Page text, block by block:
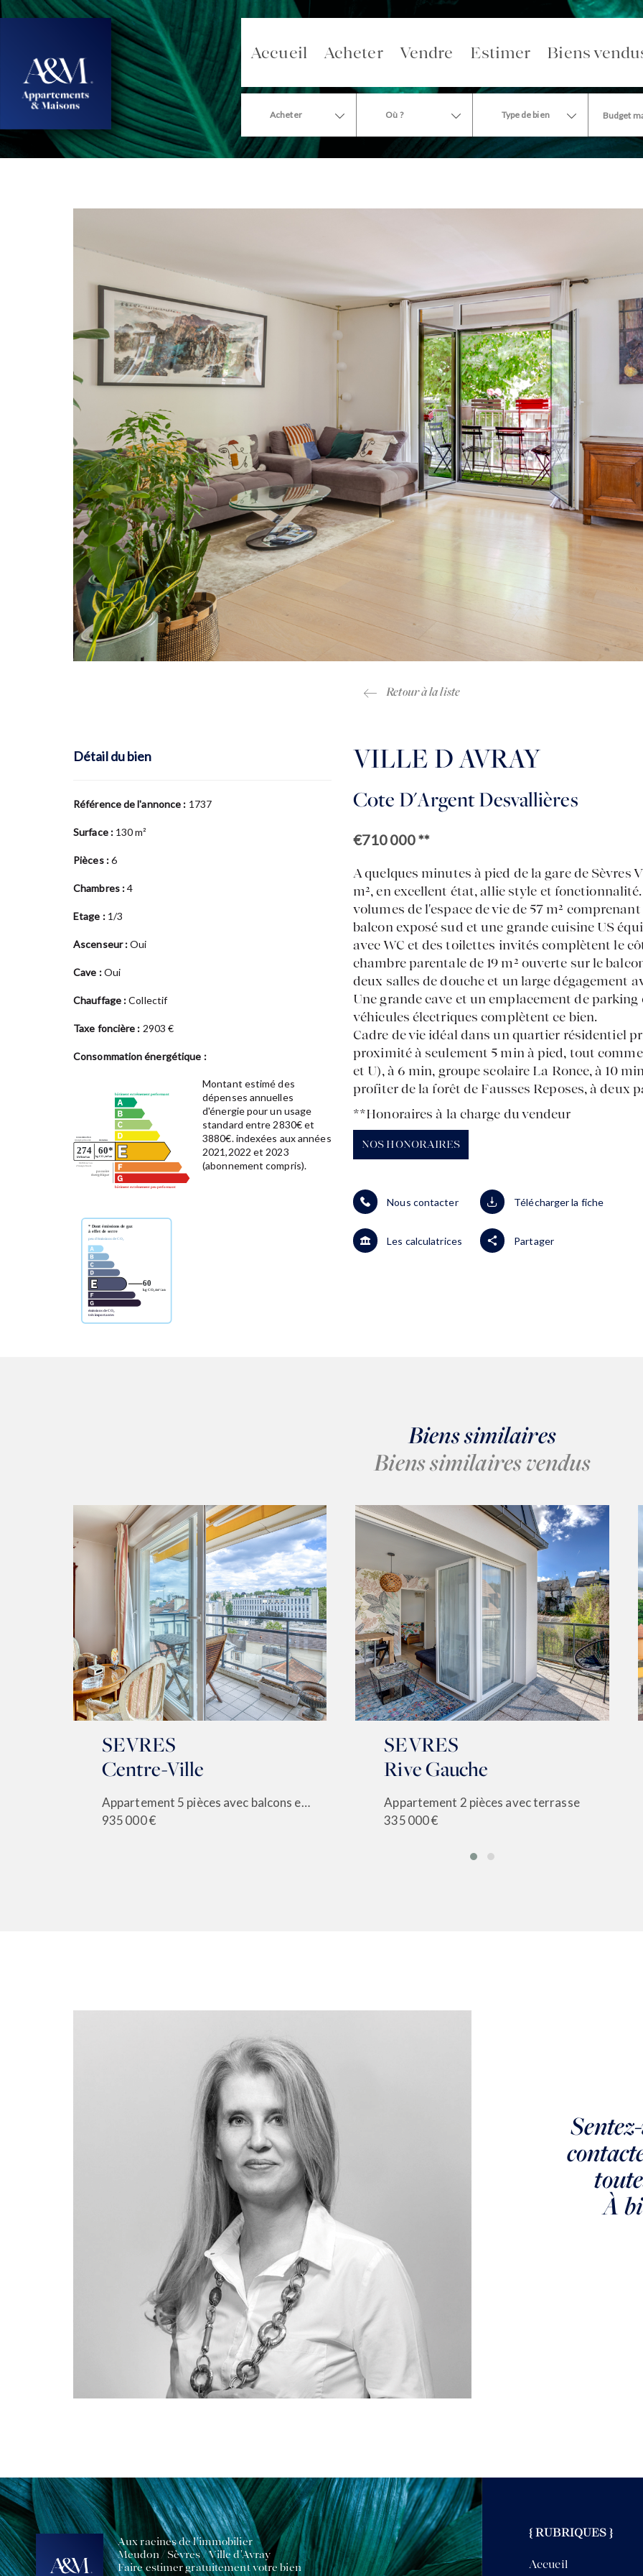
Accueil Acheter Vendre Estimer Biens
Acheter Où ? Type de bien
Détail du bien
Référence de l'annonce : 1737
Surface : 130 m²
Pièces :6
Chambres :4
Etage : 1/3
Ascenseur :Oui
Cave :Oui
Chauffage :Collectif
Taxe foncière : 2903 €
Consommation énergétique :
Montant estimé des
dépenses annuelles
d'énergie pour un usage
standard entre 2830€ et
3880€. indexées aux années
2021,2022 et 2023
(abonnement compris).
Retour à la liste
VILLE D AVRAY
Cote D'Argent Desvallières
€710 000**
A quelques minutes à pied de la gare de Sèvres
m², en excellent état, allie style et
volumes de l'espace de vie de 57 m²
balcon exposé sud et une grande cuisine US
avec WC et des toilettes invités complètent le
chambre parentale de 19 m² ouverte sur le
deux salles de douche et un large dégagement
Une grande cave et un emplacement de
véhicules électriques complètent ce bien.
Cadre de vie idéal dans un quartier résidentiel
proximité à seulement 5 min à pied, tout
et U), à 6 min, groupe scolaire La Ronce, à 10
profiter de la forêt de Fausses Reposes, à deux
**Honoraires à la charge du vendeur
NOS HONORAIRES
Nous contacter
Les calculatrices
Télécharger la fiche
Partager
Biens similaires
Biens similaires vendus
SEVRES
Centre-Ville
Appartement 5 pièces avec balcons et vues dégagées
935 000 €
SEVRES
Rive Gauche
Appartement 2 pièces avec terrasse
335 000 €
MEUDON
MEUDON - BELLEVUE
Appartement 3 pièces avenue du chateau
VENDU
À
Aux racines de l'immobilier
Meudon / Sèvres / Ville d'Avray
Faire estimer gratuitement votre bien
{ RUBRIQUES }
Accueil